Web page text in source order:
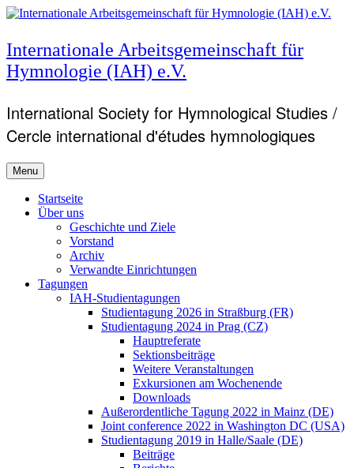
Skip
content
Internationale Arbeitsgemeinschaft für
Hymnologie (IAH) e.V.
International Society for Hymnological Studies /
Cercle international d'études hymnologiques
Menu
Primary
menu
Startseite
Über uns
Geschichte und Ziele
Vorstand
Archiv
Verwandte Einrichtungen
Tagungen
IAH-Studientagungen
Studientagung 2026 in Straßburg (FR)
Studientagung 2024 in Prag (CZ)
Hauptreferate
Sektionsbeiträge
Weitere Veranstaltungen
Exkursionen am Wochenende
Downloads
Außerordentliche Tagung 2022 in Mainz (DE)
Joint conference 2022 in Washington DC (USA)
Studientagung 2019 in Halle/Saale (DE)
Beiträge